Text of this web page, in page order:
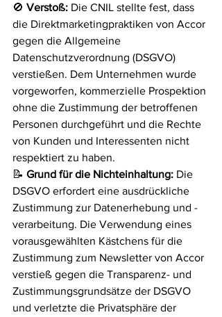
🚫 Verstoß: Die CNIL stellte fest, dass
die Direktmarketingpraktiken von Accor
gegen die Allgemeine
Datenschutzverordnung (DSGVO)
verstießen. Dem Unternehmen wurde
vorgeworfen, kommerzielle Prospektion
ohne die Zustimmung der betroffenen
Personen durchgeführt und die Rechte
von Kunden und Interessenten nicht
respektiert zu haben.
📝 Grund für die Nichteinhaltung: Die
DSGVO erfordert eine ausdrückliche
Zustimmung zur Datenerhebung und -
verarbeitung. Die Verwendung eines
vorausgewählten Kästchens für die
Zustimmung zum Newsletter von Accor
verstieß gegen die Transparenz- und
Zustimmungsgrundsätze der DSGVO
und verletzte die Privatsphäre der